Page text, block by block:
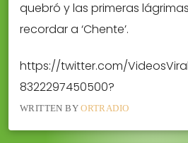
quebró y las primeras
recordar a ‘Chente’.
https://twitter.com/
8322297450500?
WRITTEN BYORTRADIO